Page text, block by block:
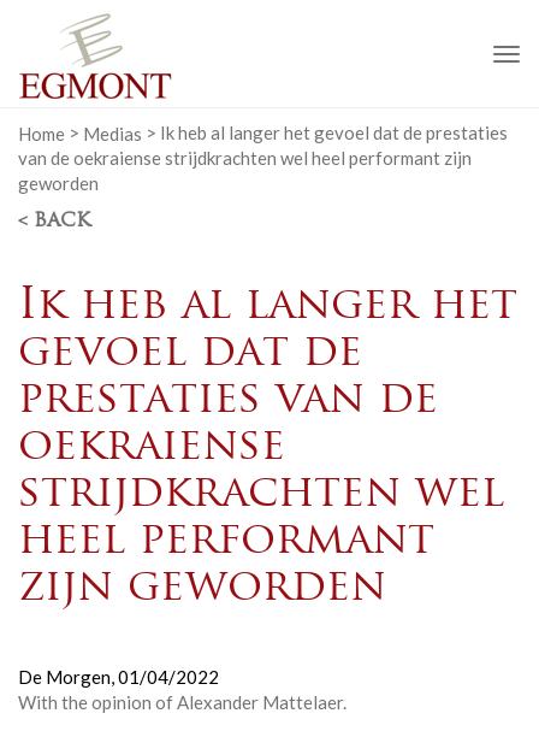
Home > Medias > Ik heb al langer het gevoel dat de prestaties
van de oekraiense strijdkrachten wel heel performant zijn
geworden
< BACK
Ik heb al langer het
gevoel dat de
prestaties van de
oekraiense
strijdkrachten wel
heel performant
zijn geworden
De Morgen,01/04/2022
With the opinion of Alexander Mattelaer.